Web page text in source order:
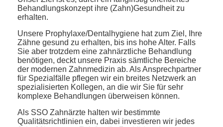
Behandlungskonzept ihre (Zahn)Gesundheit zu
erhalten.
Unsere Prophylaxe/Dentalhygiene hat zum Ziel, Ihre
Zähne gesund zu erhalten, bis ins hohe Alter. Falls
Sie aber trotzdem eine zahnärztliche Behandlung
benötigen, deckt unsere Praxis sämtliche Bereiche
der modernen Zahnmedizin ab. Als Ansprechpartner
für Spezialfälle pflegen wir ein breites Netzwerk an
spezialisierten Kollegen, an die wir Sie für sehr
komplexe Behandlungen überweisen können.
Als SSO Zahnärzte halten wir bestimmte
Qualitätsrichtlinien ein, dabei investieren wir jedes